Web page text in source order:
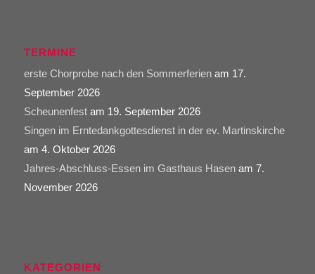
TERMINE
erste Chorprobe nach den Sommerferienam 17.
September 2026
Scheunenfestam 19. September 2026
Singen im Erntedankgottesdienst in der ev. Martinskirche
am 4. Oktober 2026
Jahres-Abschluss-Essen im Gasthaus Hasenam 7.
November 2026
KATEGORIEN